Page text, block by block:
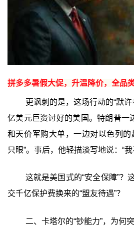
拼多多暑假大促，升温降价，全品
更讽刺的是，这场行动的“默
亿美元巨资讨好的美国。特朗普一
和天价军购大单，一边对以色列的
只眼”。事后，他轻描淡写地说：“
这就是美国式的“安全保障”？
交千亿保护费换来的“盟友待遇”？
二、卡塔尔的“钞能力”，为何